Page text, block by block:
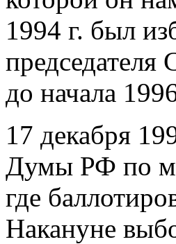
1994 г. был
председателя
до начала
17 декабря
Думы РФ по
где
Накануне